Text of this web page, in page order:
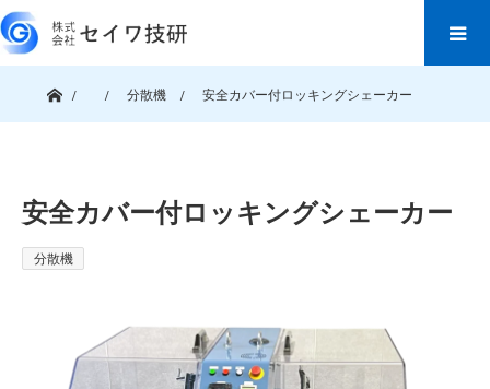
ホーム 分散機 安全カバー付ロッキングシェーカー
安全カバー付ロッキングシェーカー
分散機